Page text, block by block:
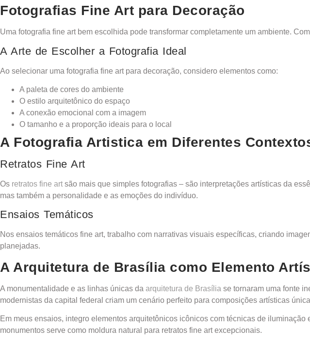
Fotografias Fine Art para Decoração
Uma fotografia fine art bem escolhida pode transformar completamente um ambiente.
A Arte de Escolher a Fotografia Ideal
Ao selecionar uma fotografia fine art para decoração, considero elementos como:
A paleta de cores do ambiente
O estilo arquitetônico do espaço
A conexão emocional com a imagem
O tamanho e a proporção ideais para o local
A Fotografia Artistica em Diferentes
Retratos Fine Art
Os retratos fine art são mais que simples fotografias – são interpretações artísticas da
mas também a personalidade e as emoções do indivíduo.
Ensaios Temáticos
Nos ensaios temáticos fine art, trabalho com narrativas visuais específicas, criando
planejadas.
A Arquitetura de Brasília como Elemento
A monumentalidade e as linhas únicas da arquitetura de Brasília se tornaram uma fonte
modernistas da capital federal criam um cenário perfeito para composições artísticas
Em meus ensaios, integro elementos arquitetônicos icônicos com técnicas de
monumentos serve como moldura natural para retratos fine art excepcionais.